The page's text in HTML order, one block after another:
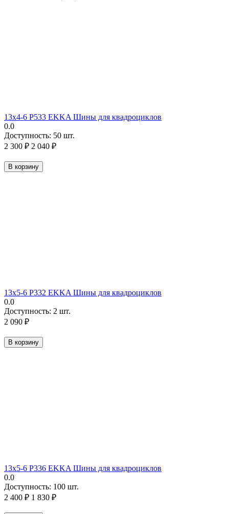
13х4-6 P533 EKKA Шины для квадроциклов
0.0
Доступность: 50 шт.
2 300 ₽ 2 040 ₽
В корзину
13х5-6 P332 EKKA Шины для квадроциклов
0.0
Доступность: 2 шт.
2 090 ₽
В корзину
13х5-6 P336 EKKA Шины для квадроциклов
0.0
Доступность: 100 шт.
2 400 ₽ 1 830 ₽